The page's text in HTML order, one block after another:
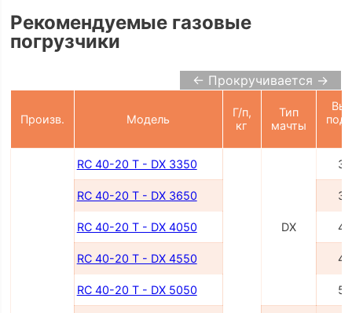
Рекомендуемые газовые
погрузчики
← Прокручивается →
Произв. Модель
Г/п,
кг
Тип
мачты
RC 40-20 T - DX 3350
DX
RC 40-20 T - DX 3650
RC 40-20 T - DX 4050
RC 40-20 T - DX 4550
RC 40-20 T - DX 5050